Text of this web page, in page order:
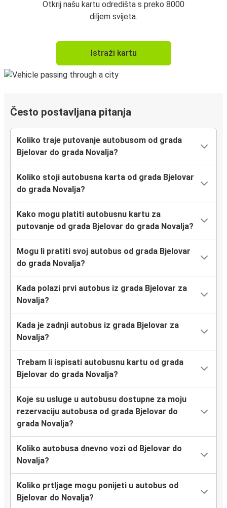
Otkrij našu kartu odredišta s preko 8000
diljem svijeta.
Istraži kartu
Često postavljana pitanja
Koliko traje putovanje autobusom od grada
Bjelovar do grada Novalja?
Koliko stoji autobusna karta od grada Bjelovar
do grada Novalja?
Kako mogu platiti autobusnu kartu za
putovanje od grada Bjelovar do grada Novalja?
Mogu li pratiti svoj autobus od grada Bjelovar
do grada Novalja?
Kada polazi prvi autobus iz grada Bjelovar za
Novalja?
Kada je zadnji autobus iz grada Bjelovar za
Novalja?
Trebam li ispisati autobusnu kartu od grada
Bjelovar do grada Novalja?
Koje su usluge u autobusu dostupne za moju
rezervaciju autobusa od grada Bjelovar do
grada Novalja?
Koliko autobusa dnevno vozi od Bjelovar do
Novalja?
Koliko prtljage mogu ponijeti u autobus od
Bjelovar do Novalja?